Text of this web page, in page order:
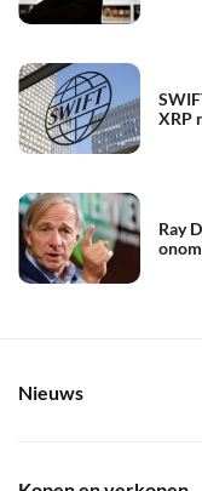
XRP
Ray
Nieuws